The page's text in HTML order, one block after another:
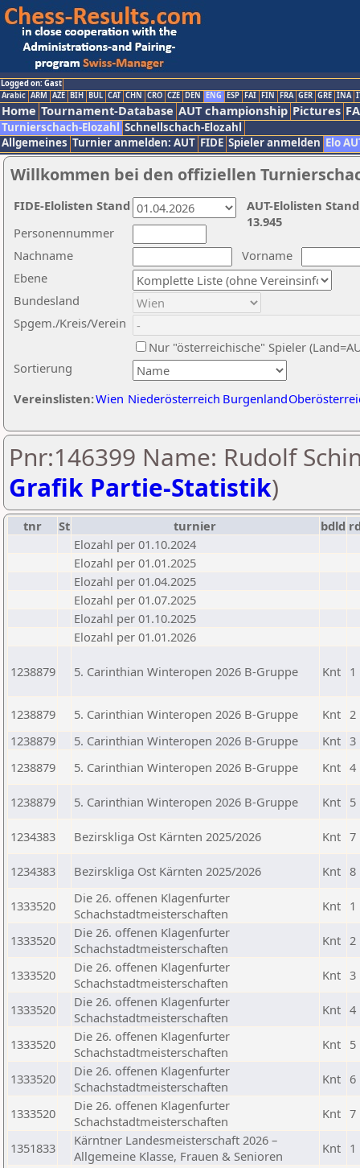
Logged on: Gast
Arabic ARM AZE BIH BUL CAT CHN CRO CZE DEN ENG ESP FAI FIN FRA GER GRE INA
Home Tournament-Database AUT championship Pictures
Turnierschach-Elozahl Schnellschach-Elozahl
Allgemeines Turnier anmelden: AUT FIDE Spieler anmelden Elo
Willkommen bei den offiziellen
Nachname
Vorname
Ebene
Sortierung
Personennummer
Bundesland
Spgem./Kreis/Verein
Nur "österreichische" Spieler
Vereinslisten:Wien Niederösterreich Burgenland
AUT-Elolisten
13.945
FIDE-Elolisten Stand
Pnr:146399 Name: Rudolf
Grafik Partie-Statistik)
tnr St turnier bdld
Elozahl per 01.10.2024
Elozahl per 01.01.2025
Elozahl per 01.04.2025
Elozahl per 01.07.2025
Elozahl per 01.10.2025
Elozahl per 01.01.2026
1238879 5. Carinthian Winteropen 2026 B-Gruppe Knt 1
1238879 5. Carinthian Winteropen 2026 B-Gruppe Knt 2
1238879
5. Carinthian Winteropen 2026 B-Gruppe Knt 3
1238879
5. Carinthian Winteropen 2026 B-Gruppe Knt 4
1238879 5. Carinthian Winteropen 2026 B-Gruppe Knt 5
1234383 Bezirskliga Ost Kärnten 2025/2026 Knt 7
1234383 Bezirskliga Ost Kärnten 2025/2026 Knt 8
1333520
Die 26. offenen Klagenfurter
Schachstadtmeisterschaften
Knt 1
1333520
Die 26. offenen Klagenfurter
Schachstadtmeisterschaften
Knt 2
1333520
Die 26. offenen Klagenfurter
Schachstadtmeisterschaften
Knt 3
1333520
Die 26. offenen Klagenfurter
Schachstadtmeisterschaften
Knt 4
1333520
Die 26. offenen Klagenfurter
Schachstadtmeisterschaften
Knt 5
1333520
Die 26. offenen Klagenfurter
Schachstadtmeisterschaften
Knt 6
1333520
Die 26. offenen Klagenfurter
Schachstadtmeisterschaften
Knt 7
1351833
Kärntner Landesmeisterschaft 2026 –
Allgemeine Klasse, Frauen & Senioren
Knt 1